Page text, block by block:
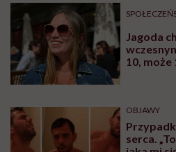
rodzinie to jest
współczesna
poradzi”